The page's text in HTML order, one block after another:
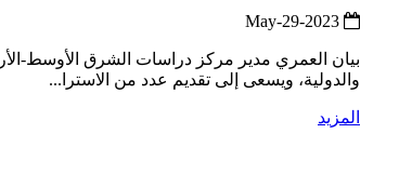
بيان العمري مدير مركز دراسات الشرق الأوسط-
والدولية، ويسعى إلى تقديم عدد من الاسترا...
المزيد